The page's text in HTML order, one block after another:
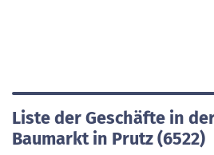
Liste der Geschäfte in
Baumarkt in Prutz (6522)